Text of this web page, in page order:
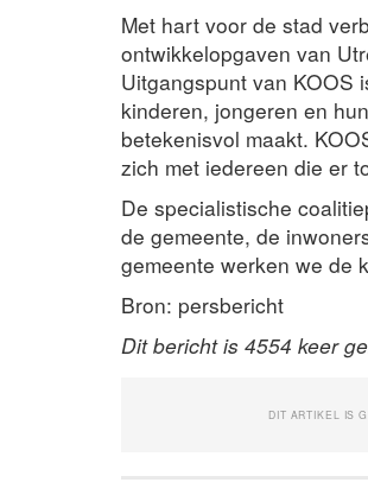
Met hart voor de stad
ontwikkelopgaven van
Uitgangspunt van KOOS
kinderen, jongeren en
betekenisvol maakt.
zich met iedereen die er
De specialistische
de gemeente, de
gemeente werken we de
Bron: persbericht
Dit bericht is 4554 keer
DIT ARTIKEL IS